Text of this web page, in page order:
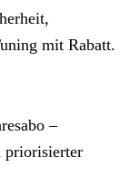
mit Rabatt.
–
priorisierter